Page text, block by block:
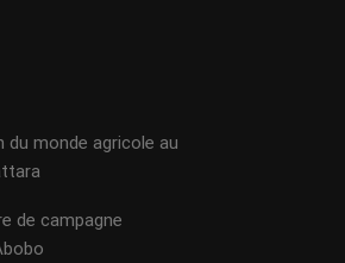
du monde agricole au
de campagne